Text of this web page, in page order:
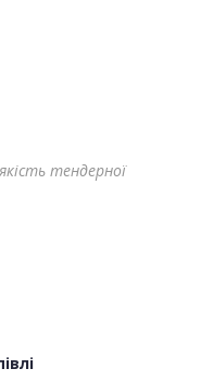
тендерної